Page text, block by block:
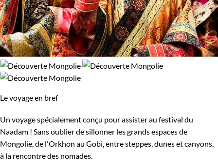
Le voyage en bref
Un voyage spécialement conçu pour assister au festival du
Naadam ! Sans oublier de sillonner les grands espaces de
Mongolie, de l'Orkhon au Gobi, entre steppes, dunes et canyons,
à la rencontre des nomades.